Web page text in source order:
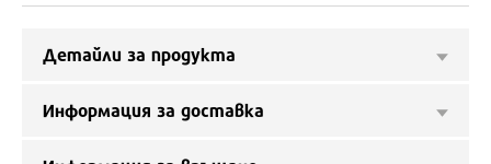
Детайли за продукта
Информация за доставка